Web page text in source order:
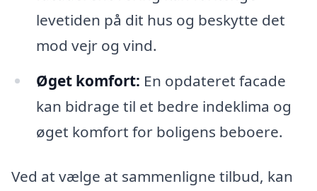
levetiden på dit hus og beskytte det
mod vejr og vind.
Øget komfort: En opdateret facade
kan bidrage til et bedre indeklima og
øget komfort for boligens beboere.
Ved at vælge at sammenligne tilbud, kan